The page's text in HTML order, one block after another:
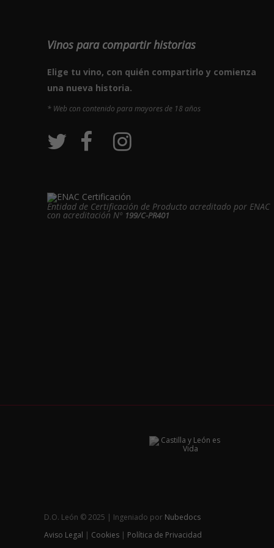
Vinos para compartir historias
Elige tu vino, con quién compartirlo y comienza
una nueva historia.
* Web con contenido para mayores de 18 años
Entidad de Certificación de Producto acreditado por ENAC
con acreditación Nº 199/C-PR401
D.O. León © 2025 | Ingeniado por Nubedocs
Aviso Legal | Cookies | Política de Privacidad